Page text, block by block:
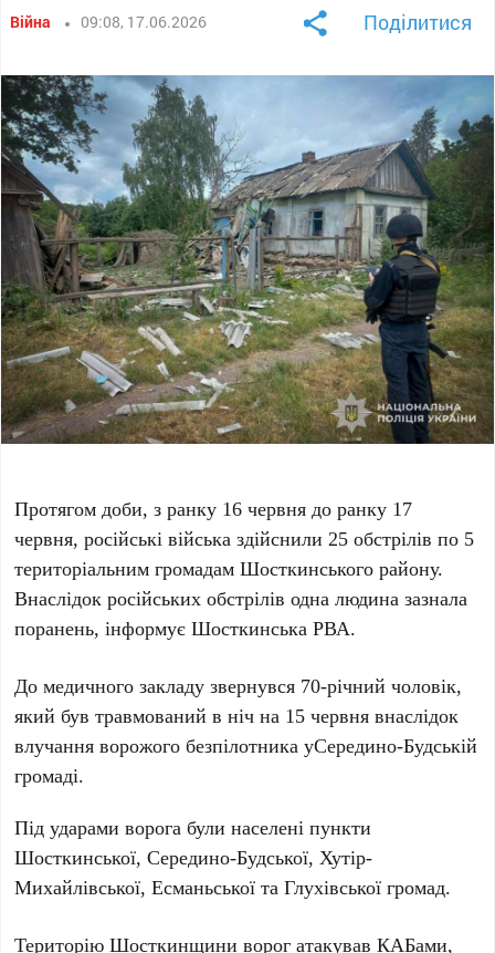
Війна 09:08, 17.06.2026 Поділитися
Протягом доби, з ранку 16 червня до ранку 17
червня, російські війська здійснили 25 обстрілів по 5
територіальним громадам Шосткинського району.
Внаслідок російських обстрілів одна людина зазнала
поранень, інформує Шосткинська РВА.
До медичного закладу звернувся 70-річний чоловік,
який був травмований в ніч на 15 червня внаслідок
влучання ворожого безпілотника уСередино-Будській
громаді.
Під ударами ворога були населені пункти
Шосткинської, Середино-Будської, Хутір-
Михайлівської, Есманьської та Глухівської громад.
Територію Шосткинщини ворог атакував КАБами,